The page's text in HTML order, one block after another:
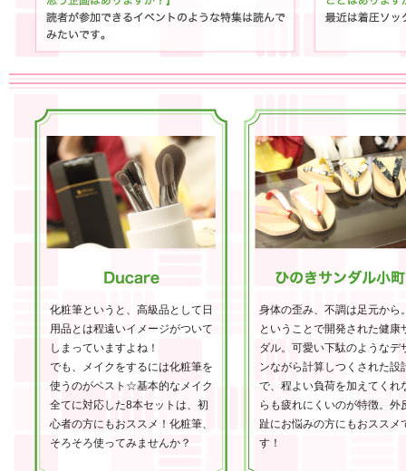
化粧筆というと、高級品として日
用品とは程遠いイメージがついて
しまっていますよね！
でも、メイクをするには化粧筆を
使うのがベスト☆基本的なメイク
全てに対応した8本セットは、初
心者の方にもおススメ！化粧筆、
そろそろ使ってみませんか？
身体の歪み、不調は足元から
ということで開発された健康
ダル。可愛い下駄のようなデ
ンながら計算しつくされた設
で、程よい負荷を加えてくれ
らも疲れにくいのが特徴。外
趾にお悩みの方にもおススメ
す！